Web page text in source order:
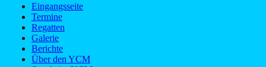
Eingangsseite
Termine
Regatten
Galerie
Berichte
Über den YCM